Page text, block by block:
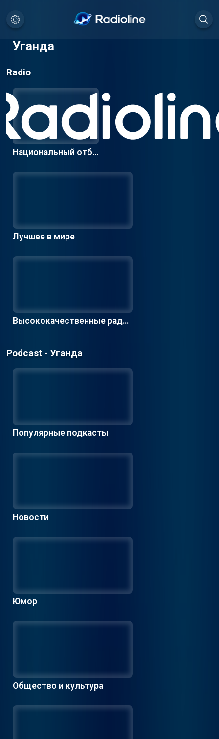
Уганда
Radio
Национальный отбо
Лучшее в мире
Высококачественные радио
Podcast - Уганда
Популярные подкасты
Новости
Юмор
Общество и культура